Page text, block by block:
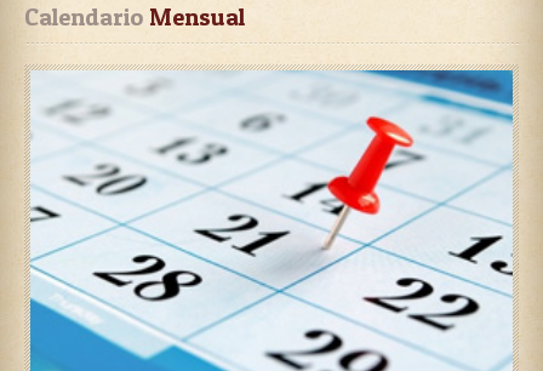
Calendario Mensual